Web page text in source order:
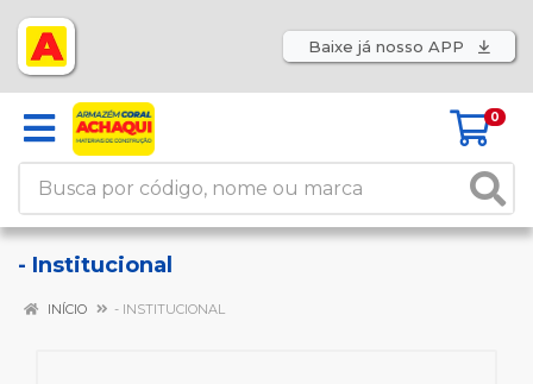
Baixe já nosso APP
0
- Institucional
INÍCIO - INSTITUCIONAL